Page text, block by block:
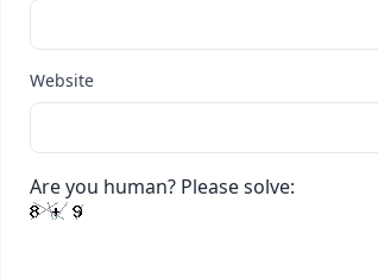
Website
Are you human? Please solve: